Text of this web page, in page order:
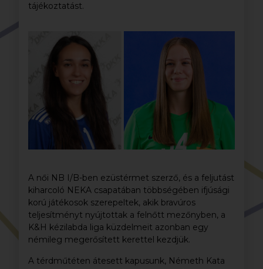
tájékoztatást.
A női NB I/B-ben ezüstérmet szerző, és a feljutást
kiharcoló NEKA csapatában többségében ifjúsági
korú játékosok szerepeltek, akik bravúros
teljesítményt nyújtottak a felnőtt mezőnyben, a
K&H kézilabda liga küzdelmeit azonban egy
némileg megerősített kerettel kezdjük.
A térdműtéten átesett kapusunk, Németh Kata